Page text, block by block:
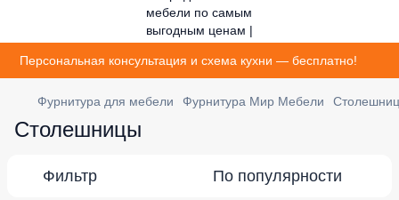
Персональная консультация и схема кухни — бесплатно!
Фурнитура для мебели Фурнитура Мир Мебели
Столешницы
Фильтр По популярности